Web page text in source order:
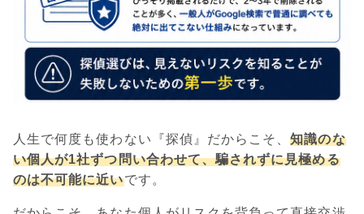
人生で何度も使わない『探偵』だからこそ、知識のな
い個人が1社ずつ問い合わせて、騙されずに見極める
のは不可能に近いです。